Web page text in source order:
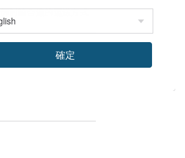
師討論合適的運送方式
確定